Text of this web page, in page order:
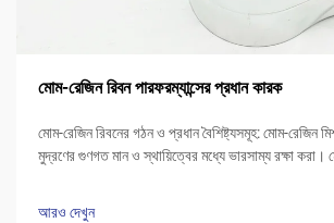
মোম-রেজিন রিবন পারফরম্যান্সের প্রধান কারক
মোম-রেজিন রিবনের গঠন ও প্রধান বৈশিষ্ট্যসমূহ: মোম-রেজিন
মুদ্রণের গুণগত মান ও স্থায়িত্বের মধ্যে ভারসাম্য রক্ষা করা।
আরও দেখুন